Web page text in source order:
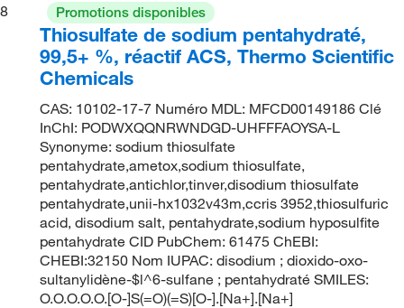
8 Promotions disponibles
Thiosulfate de sodium pentahydraté,
99,5+ %, réactif ACS, Thermo Scientific
Chemicals
CAS: 10102-17-7 Numéro MDL: MFCD00149186 Clé
InChI: PODWXQQNRWNDGD-UHFFFAOYSA-L
Synonyme: sodium thiosulfate
pentahydrate,ametox,sodium thiosulfate,
pentahydrate,antichlor,tinver,disodium thiosulfate
pentahydrate,unii-hx1032v43m,ccris 3952,thiosulfuric
acid, disodium salt, pentahydrate,sodium hyposulfite
pentahydrate CID PubChem: 61475 ChEBI:
CHEBI:32150 Nom IUPAC: disodium ; dioxido-oxo-
sultanylidène-$l^6-sulfane ; pentahydraté SMILES:
O.O.O.O.O.[O-]S(=O)(=S)[O-].[Na+].[Na+]